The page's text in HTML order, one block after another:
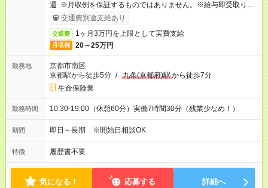
週 ※月収例を保証するものではありません。※給与即受取りサ
ービス利用可（利用条件有）
交通費別途支給あり
交通費 1ヶ月3万円を上限として実費支給
月収例 20～25万円
勤務地
京都市南区
京都駅から徒歩5分 / 九条(京都府)駅から徒歩7分
生命保険業
勤務時間 10:30-19:00（休憩60分）実働7時間30分（残業少なめ！）
期間 即日～長期 ※開始日相談OK
特徴 履歴書不要
気になる！ 応募する 詳細へ